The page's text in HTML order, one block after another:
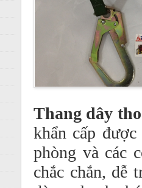
Thang dây
khẩn cấp
phòng và các
chắc chắn, dễ